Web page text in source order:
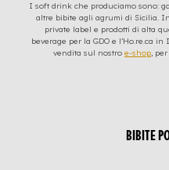
I soft drink che produciamo sono:
altre bibite agli agrumi di Sicilia.
private label e prodotti di alta
beverage per la GDO e l’Ho.re.ca
vendita sul nostro e-shop,
BIBITE